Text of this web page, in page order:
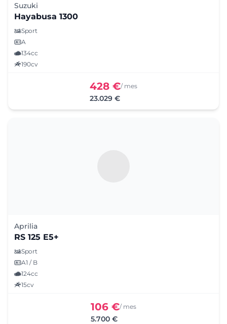
Suzuki
Hayabusa 1300
Sport
A
134cc
190cv
428 €/ mes
23.029 €
Aprilia
RS 125 E5+
Sport
A1 / B
124cc
15cv
106 €/ mes
5.700 €